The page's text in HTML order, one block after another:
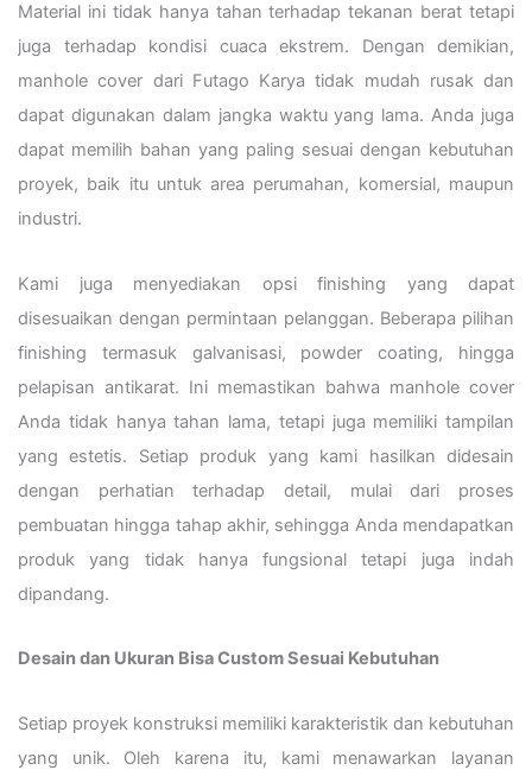
Material ini tidak hanya tahan terhadap tekanan berat tetapi
juga terhadap kondisi cuaca ekstrem. Dengan demikian,
manhole cover dari Futago Karya tidak mudah rusak dan
dapat digunakan dalam jangka waktu yang lama. Anda juga
dapat memilih bahan yang paling sesuai dengan kebutuhan
proyek, baik itu untuk area perumahan, komersial, maupun
industri.
Kami juga menyediakan opsi finishing yang dapat
disesuaikan dengan permintaan pelanggan. Beberapa pilihan
finishing termasuk galvanisasi, powder coating, hingga
pelapisan antikarat. Ini memastikan bahwa manhole cover
Anda tidak hanya tahan lama, tetapi juga memiliki tampilan
yang estetis. Setiap produk yang kami hasilkan didesain
dengan perhatian terhadap detail, mulai dari proses
pembuatan hingga tahap akhir, sehingga Anda mendapatkan
produk yang tidak hanya fungsional tetapi juga indah
dipandang.
Desain dan Ukuran Bisa Custom Sesuai Kebutuhan
Setiap proyek konstruksi memiliki karakteristik dan kebutuhan
yang unik. Oleh karena itu, kami menawarkan layanan